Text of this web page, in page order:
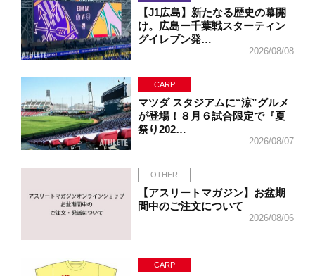
【J1広島】新たなる歴史の幕開
け。広島ー千葉戦スターティン
グイレブン発…
2026/08/08
CARP
マツダ スタジアムに“涼”グルメ
が登場！８月６試合限定で『夏
祭り202…
2026/08/07
OTHER
【アスリートマガジン】お盆期
間中のご注文について
2026/08/06
CARP